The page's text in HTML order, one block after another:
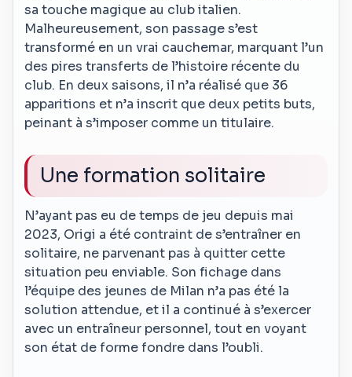
sa touche magique au club italien.
Malheureusement, son passage s’est
transformé en un vrai cauchemar, marquant l’un
des pires transferts de l’histoire récente du
club. En deux saisons, il n’a réalisé que 36
apparitions et n’a inscrit que deux petits buts,
peinant à s’imposer comme un titulaire.
Une formation solitaire
N’ayant pas eu de temps de jeu depuis mai
2023, Origi a été contraint de s’entraîner en
solitaire, ne parvenant pas à quitter cette
situation peu enviable. Son fichage dans
l’équipe des jeunes de Milan n’a pas été la
solution attendue, et il a continué à s’exercer
avec un entraîneur personnel, tout en voyant
son état de forme fondre dans l’oubli.